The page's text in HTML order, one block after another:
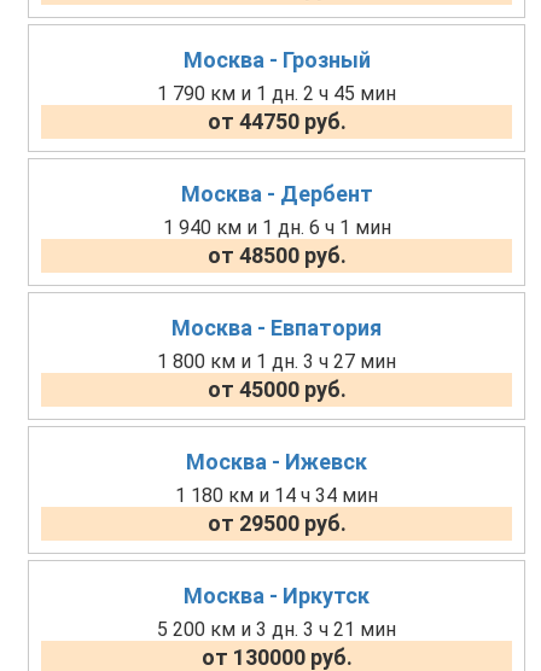
Москва - Грозный
1 790 км и 1 дн. 2 ч 45 мин
от 44750 руб.
Москва - Дербент
1 940 км и 1 дн. 6 ч 1 мин
от 48500 руб.
Москва - Евпатория
1 800 км и 1 дн. 3 ч 27 мин
от 45000 руб.
Москва - Ижевск
1 180 км и 14 ч 34 мин
от 29500 руб.
Москва - Иркутск
5 200 км и 3 дн. 3 ч 21 мин
от 130000 руб.